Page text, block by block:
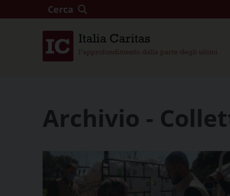
Cerca
Archivio -